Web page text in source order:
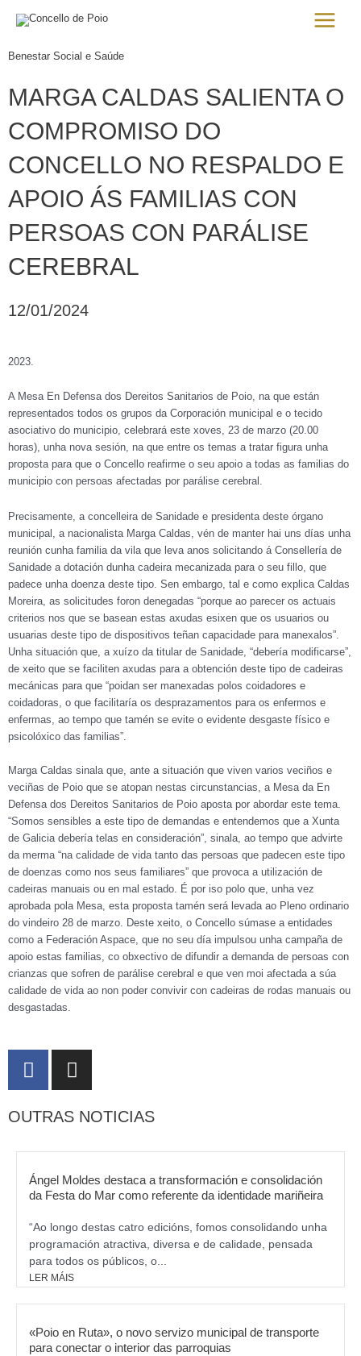
Main
Benestar Social e Saúde
MARGA CALDAS SALIENTA O
COMPROMISO DO
CONCELLO NO RESPALDO E
APOIO ÁS FAMILIAS CON
PERSOAS CON PARÁLISE
CEREBRAL
12/01/2024
2023.
A Mesa En Defensa dos Dereitos Sanitarios de Poio, na que están
representados todos os grupos da Corporación municipal e o tecido
asociativo do municipio, celebrará este xoves, 23 de marzo (20.00
horas), unha nova sesión, na que entre os temas a tratar figura unha
proposta para que o Concello reafirme o seu apoio a todas as familias do
municipio con persoas afectadas por parálise cerebral.
Precisamente, a concelleira de Sanidade e presidenta deste órgano
municipal, a nacionalista Marga Caldas, vén de manter hai uns días unha
reunión cunha familia da vila que leva anos solicitando á Consellería de
Sanidade a dotación dunha cadeira mecanizada para o seu fillo, que
padece unha doenza deste tipo. Sen embargo, tal e como explica Caldas
Moreira, as solicitudes foron denegadas “porque ao parecer os actuais
criterios nos que se basean estas axudas esixen que os usuarios ou
usuarias deste tipo de dispositivos teñan capacidade para manexalos”.
Unha situación que, a xuízo da titular de Sanidade, “debería modificarse”,
de xeito que se faciliten axudas para a obtención deste tipo de cadeiras
mecánicas para que “poidan ser manexadas polos coidadores e
coidadoras, o que facilitaría os desprazamentos para os enfermos e
enfermas, ao tempo que tamén se evite o evidente desgaste físico e
psicolóxico das familias”.
Marga Caldas sinala que, ante a situación que viven varios veciños e
veciñas de Poio que se atopan nestas circunstancias, a Mesa da En
Defensa dos Dereitos Sanitarios de Poio aposta por abordar este tema.
“Somos sensibles a este tipo de demandas e entendemos que a Xunta
de Galicia debería telas en consideración”, sinala, ao tempo que advirte
da merma “na calidade de vida tanto das persoas que padecen este tipo
de doenzas como nos seus familiares” que provoca a utilización de
cadeiras manuais ou en mal estado. É por iso polo que, unha vez
aprobada pola Mesa, esta proposta tamén será levada ao Pleno ordinario
do vindeiro 28 de marzo. Deste xeito, o Concello súmase a entidades
como a Federación Aspace, que no seu día impulsou unha campaña de
apoio estas familias, co obxectivo de difundir a demanda de persoas con
crianzas que sofren de parálise cerebral e que ven moi afectada a súa
calidade de vida ao non poder convivir con cadeiras de rodas manuais ou
desgastadas.
F
a
e
o
o
k
I
n
t
g
r
a
m
OUTRAS NOTICIAS
Ángel Moldes destaca a transformación e consolidación
da Festa do Mar como referente da identidade mariñeira
“Ao longo destas catro edicións, fomos consolidando unha
programación atractiva, diversa e de calidade, pensada
para todos os públicos, o...
LER MÁIS
«Poio en Ruta», o novo servizo municipal de transporte
para conectar o interior das parroquias